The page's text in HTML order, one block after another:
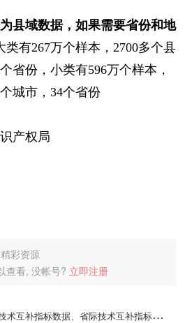
县域数据，如果需要省份和地
类有267万个样本，2700多个县
省份，小类有596万个样本，
城市，34个省份
产权局
彩资源
查看, 没帐号? 立即注册
互补指标数据、省际技术互补指标数据